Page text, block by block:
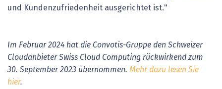
und Kundenzufriedenheit ausgerichtet ist."
Im Februar 2024 hat die Convotis-Gruppe den Schweizer
Cloudanbieter Swiss Cloud Computing rückwirkend zum
30. September 2023 übernommen. Mehr dazu lesen Sie
hier.